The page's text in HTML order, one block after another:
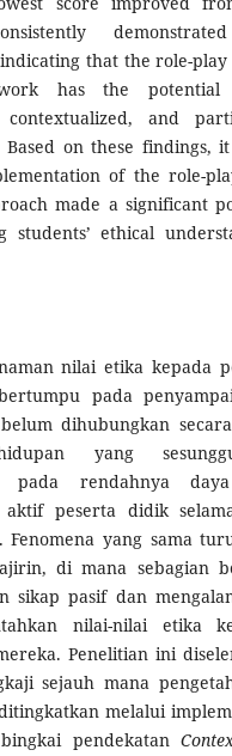
that the role-
has the
contextualized, and
Based on these findings,
of the role-
made a significant
students’ ethical
nilai etika kepada
pada
dihubungkan
yang
pada rendahnya
aktif peserta didik
Fenomena yang sama
di mana sebagian
sikap pasif dan
nilai-nilai etika
Penelitian ini
sejauh mana
melalui
pendekatan